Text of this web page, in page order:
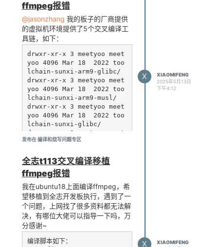
ffmpeg报错
@jasonzhang 我的板子的厂商提供
的虚拟机环境提供了5个交叉编译工
具链，如下：
drwxr-xr-x 3 meetyoo meet
yoo 4096 Mar 18  2022 too
lchain-sunxi-arm9-glibc/
drwxr-xr-x 3 meetyoo meet
yoo 4096 Mar 18  2022 too
lchain-sunxi-arm9-musl/
drwxr-xr-x 3 meetyoo meet
yoo 4096 Mar 18  2022 too
lchain-sunxi-glibc/
drwxr-xr-x 3 meetyoo meet
yoo 4096 Mar 18  2022 too
1/
drwxr-xr-x 3 meetyoo meet
yoo 4096 Mar 18  2022 too
lchain-sunxi-musl/
我每个工具链都试过了，厂商推荐使
用toolchain-sunxi-musl，生成的.so
文件和ffmpeg执行文件也使用file命
令查看了，如下：
发布在 编译和烧写问题专区
X
XIAOMIFENG
2025年5月13日
下午4:12
全志t113交叉编译移植
ffmpeg报错
我在ubuntu18上面编译ffmpeg，希
望移植到全志开发板执行，遇到了一
个问题，上网找了很多资料都无法解
决，有哪位大佬可以指导一下吗，万
分感谢~
编译脚本如下：
X
XIAOMIFENG